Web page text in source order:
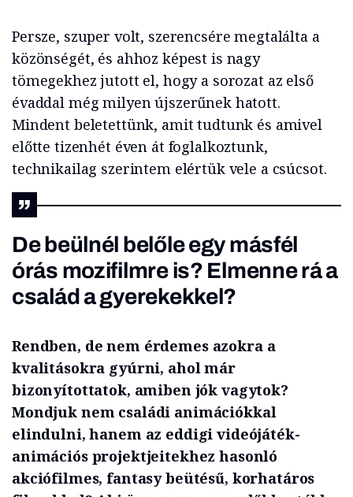
Persze, szuper volt, szerencsére megtalálta a
közönségét, és ahhoz képest is nagy
tömegekhez jutott el, hogy a sorozat az első
évaddal még milyen újszerűnek hatott.
Mindent beletettünk, amit tudtunk és amivel
előtte tizenhét éven át foglalkoztunk,
technikailag szerintem elértük vele a csúcsot.
De beülnél belőle egy másfél
órás mozifilmre is? Elmenne rá a
család a gyerekekkel?
Rendben, de nem érdemes azokra a
kvalitásokra gyúrni, ahol már
bizonyítottatok, amiben jók vagytok?
Mondjuk nem családi animációkkal
elindulni, hanem az eddigi videójáték-
animációs projektjeitekhez hasonló
akciófilmes, fantasy beütésű, korhatáros